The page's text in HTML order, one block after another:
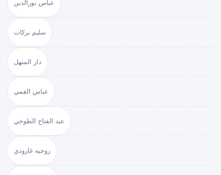
عباس نورالدين
سليم بركات
دار المنهل
عباس القمي
عبد الفتاح الطوخي
روجيه غارودي